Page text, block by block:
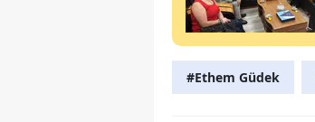
#Ethem Güdek